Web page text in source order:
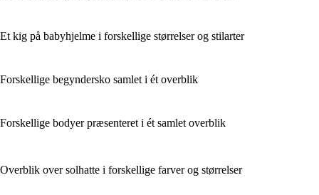
Et kig på babyhjelme i forskellige størrelser og stilarter
Forskellige begyndersko samlet i ét overblik
Forskellige bodyer præsenteret i ét samlet overblik
Overblik over solhatte i forskellige farver og størrelser